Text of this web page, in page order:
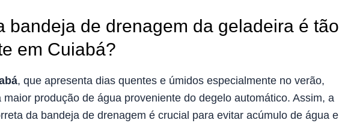
bandeja de drenagem da geladeira é tão
em Cuiabá?
, que apresenta dias quentes e úmidos especialmente no verão,
maior produção de água proveniente do degelo automático. Assim, a
da bandeja de drenagem é crucial para evitar acúmulo de água e